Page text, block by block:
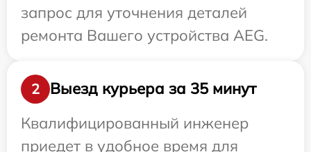
запрос для уточнения деталей
ремонта Вашего устройства AEG.
2
Выезд курьера за 35 минут
Квалифицированный инженер
приедет в удобное время для